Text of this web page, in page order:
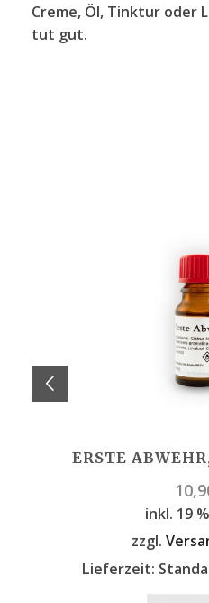
Creme, Öl, Tinktur oder
tut gut.
ERSTE
inkl. 19
zzgl.
Lieferzeit: